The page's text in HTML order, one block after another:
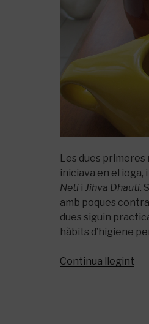
Les dues
iniciava en el ioga,
Neti i Jihva Dhauti.
amb poques
dues siguin
hàbits d’higiene
Continua llegint